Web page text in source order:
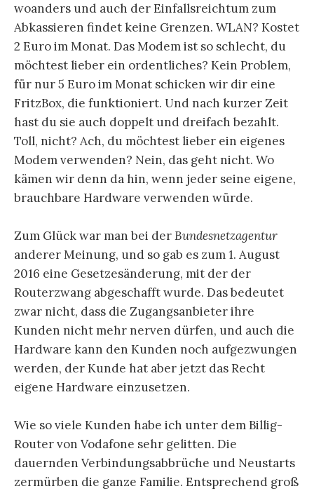
woanders und auch der Einfallsreichtum zum
Abkassieren findet keine Grenzen. WLAN? Kostet
2 Euro im Monat. Das Modem ist so schlecht, du
möchtest lieber ein ordentliches? Kein Problem,
für nur 5 Euro im Monat schicken wir dir eine
FritzBox, die funktioniert. Und nach kurzer Zeit
hast du sie auch doppelt und dreifach bezahlt.
Toll, nicht? Ach, du möchtest lieber ein eigenes
Modem verwenden? Nein, das geht nicht. Wo
kämen wir denn da hin, wenn jeder seine eigene,
brauchbare Hardware verwenden würde.
Zum Glück war man bei derBundesnetzagentur
anderer Meinung, und so gab es zum 1. August
2016 eine Gesetzesänderung, mit der der
Routerzwang abgeschafft wurde. Das bedeutet
zwar nicht, dass die Zugangsanbieter ihre
Kunden nicht mehr nerven dürfen, und auch die
Hardware kann den Kunden noch aufgezwungen
werden, der Kunde hat aber jetzt das Recht
eigene Hardware einzusetzen.
Wie so viele Kunden habe ich unter dem Billig-
Router von Vodafone sehr gelitten. Die
dauernden Verbindungsabbrüche und Neustarts
zermürben die ganze Familie. Entsprechend groß